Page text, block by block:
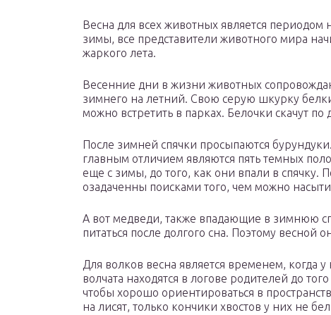
Весна для всех животных является
зимы, все представители животного мира
жаркого лета.
Весенние дни в жизни животных
зимнего на летний. Свою серую шкурку
можно встретить в парках. Белочки скачут
После зимней спячки просыпаются
главным отличием являются пять темных
еще с зимы, до того, как они впали в спячку.
озадаченны поисками того, чем можно
А вот медведи, также впадающие в зимнюю
питаться после долгого сна. Поэтому весной
Для волков весна является временем, когда
волчата находятся в логове родителей до
чтобы хорошо ориентироваться в
на лисят, только кончики хвостов у них не